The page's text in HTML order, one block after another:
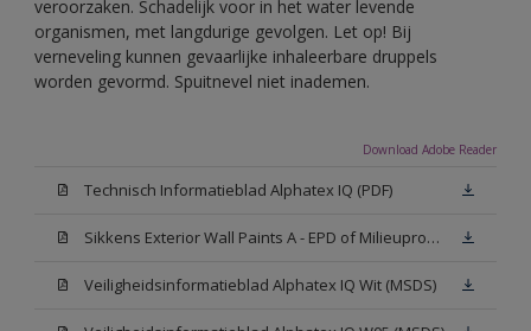
veroorzaken. Schadelijk voor in het water levende
organismen, met langdurige gevolgen. Let op! Bij
verneveling kunnen gevaarlijke inhaleerbare druppels
worden gevormd. Spuitnevel niet inademen.
Download Adobe Reader
Technisch Informatieblad Alphatex IQ (PDF)
Sikkens Exterior Wall Paints A - EPD of Milieuproductverklaring
Veiligheidsinformatieblad Alphatex IQ Wit (MSDS)